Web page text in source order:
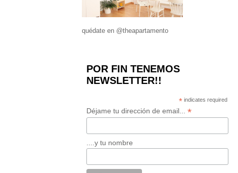
quédate en @theapartamento
POR FIN TENEMOS
NEWSLETTER!!
* indicates required
Déjame tu dirección de email... *
....y tu nombre